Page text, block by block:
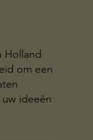
Holland
om een
ideeën